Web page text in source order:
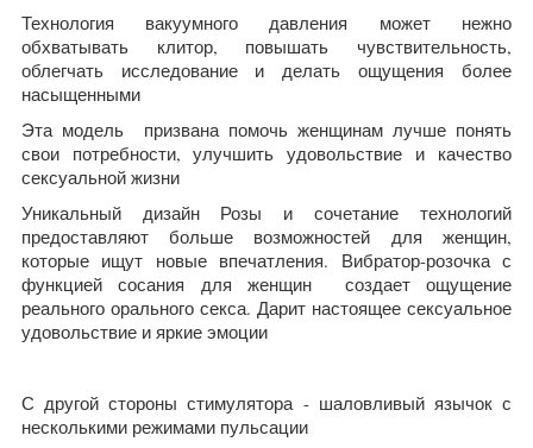
Технология вакуумного давления может нежно
обхватывать клитор, повышать чувствительность,
облегчать исследование и делать ощущения более
насыщенными
Эта модель призвана помочь женщинам лучше понять
свои потребности, улучшить удовольствие и качество
сексуальной жизни
Уникальный дизайн Розы и сочетание технологий
предоставляют больше возможностей для женщин,
которые ищут новые впечатления. Вибратор-розочка с
функцией сосания для женщин создает ощущение
реального орального секса. Дарит настоящее сексуальное
удовольствие и яркие эмоции
С другой стороны стимулятора - шаловливый язычок с
несколькими режимами пульсации